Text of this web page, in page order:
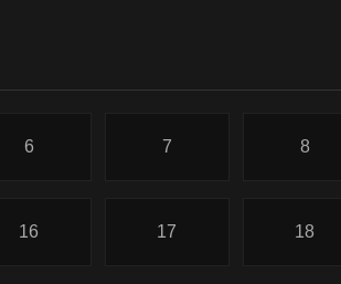
6 7 8
16 17 18